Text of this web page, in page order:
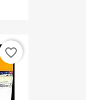
favorite_border